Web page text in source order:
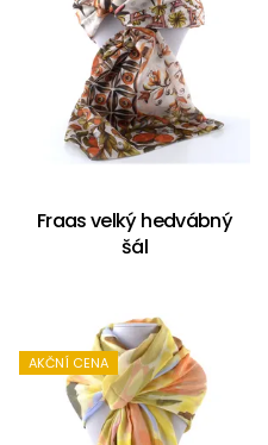
Fraas velký hedvábný
šál
AKČNÍ CENA